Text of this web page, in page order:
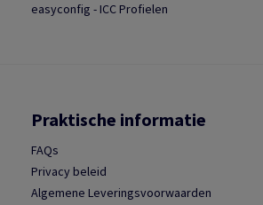
easyconfig - ICC Profielen
Praktische informatie
FAQs
Privacy beleid
Algemene Leveringsvoorwaarden